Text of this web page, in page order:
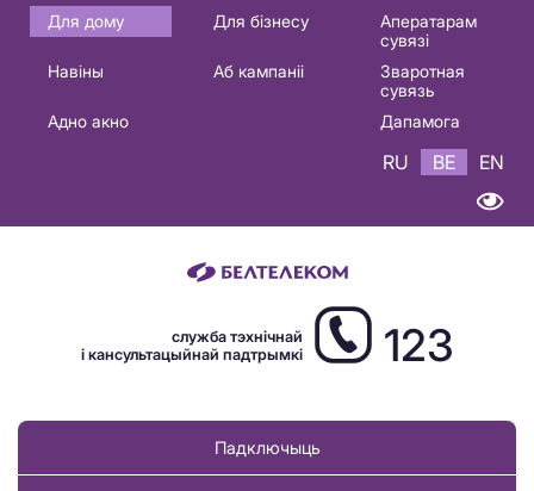
Основная
навигация
Для дому Для бізнесу
Аператарам
сувязі
Навіны
Аб кампаніі
Зваротная
сувязь
Адно акно
Дапамога
RU BE EN
служба тэхнічнай
і кансультацыйнай падтрымкі
123
Падключыць